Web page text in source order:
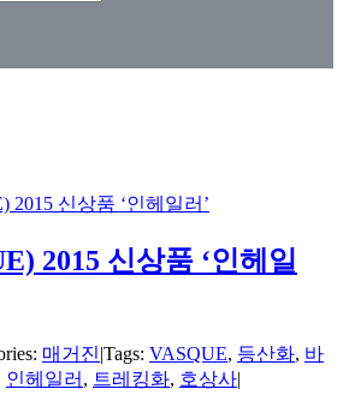
2015 신상품 ‘인헤일러’
2015 신상품 ‘인헤일
매거진|Tags: VASQUE, 등산화, 바
인헤일러 , 트레킹화, 호상사|